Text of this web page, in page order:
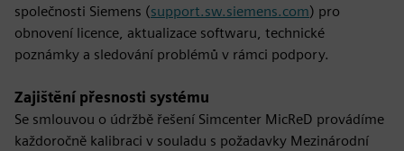
společnosti Siemens (support.sw.siemens.com) pro
obnovení licence, aktualizace softwaru, technické
poznámky a sledování problémů v rámci podpory.
Zajištění přesnosti systému
Se smlouvou o údržbě řešení Simcenter MicReD provádíme
každoročně kalibraci v souladu s požadavky Mezinárodní